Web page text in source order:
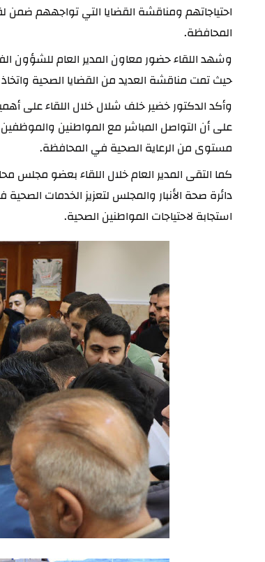
المحافظة.
حيث تمت مناقشة العديد من القضايا الصحية
مستوى من الرعاية الصحية في المحافظة.
استجابة لاحتياجات المواطنين الصحية.